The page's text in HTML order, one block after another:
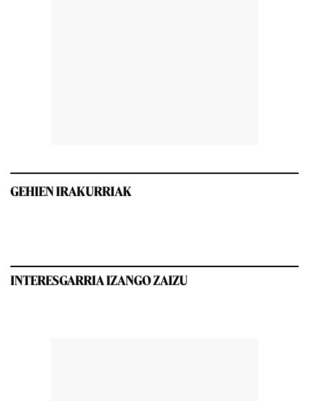
GEHIEN IRAKURRIAK
INTERESGARRIA IZANGO ZAIZU